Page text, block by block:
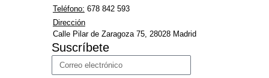
Teléfono: 678 842 593
Dirección
Calle Pilar de Zaragoza 75, 28028 Madrid
Suscríbete